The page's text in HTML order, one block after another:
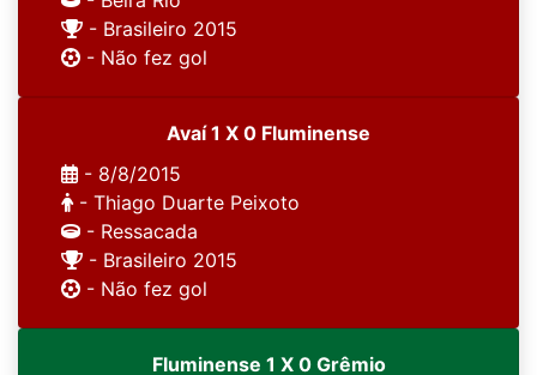
- Brasileiro 2015
- Não fez gol
Avaí 1 X 0 Fluminense
- 8/8/2015
- Thiago Duarte Peixoto
- Ressacada
- Brasileiro 2015
- Não fez gol
Fluminense 1 X 0 Grêmio